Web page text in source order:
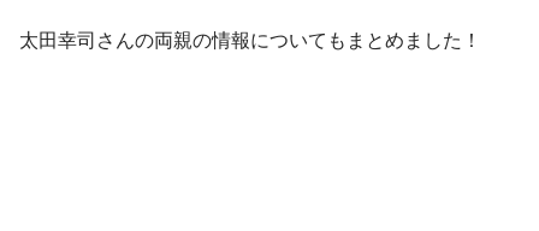
太田幸司さんの両親の情報についてもまとめました！